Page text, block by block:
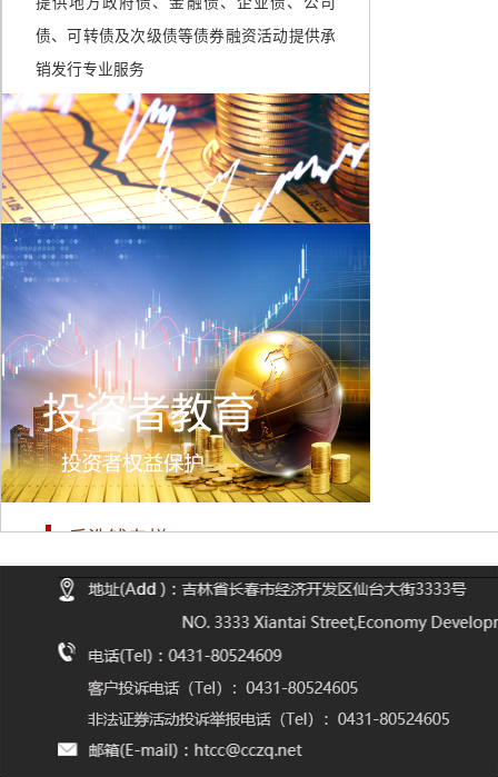
债、可转债及次级债等债券融资活动提供承
销发行专业服务
反洗钱专栏
打击非法证券活动
投资者教育